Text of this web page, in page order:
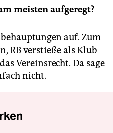
meisten aufgeregt?
auf. Zum
RB verstieße als Klub
Vereinsrecht. Da sage
nicht.